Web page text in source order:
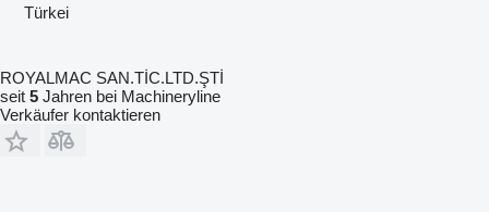
Türkei
ROYALMAC SAN.TİC.LTD.ŞTİ
seit 5 Jahren bei Machineryline
Verkäufer kontaktieren